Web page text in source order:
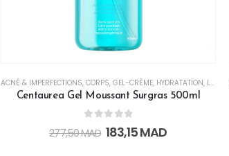
ACNÉ & IMPERFECTIONS, CORPS, GEL-CRÈME, HYDRATATION, LISSANT
Centaurea Gel Moussant Surgras 500ml
out of 5
277,50MAD 183,15MAD